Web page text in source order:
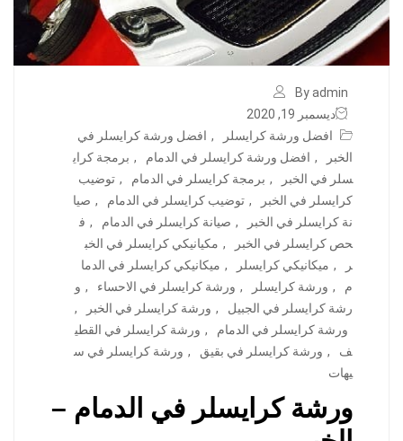
By admin
ديسمبر 19, 2020
افضل ورشة كرايسلر
, افضل ورشة كرايسلر في
الخبر
, افضل ورشة كرايسلر في الدمام , برمجة كراي
سلر في الخبر
, برمجة كرايسلر في الدمام , توضيب
كرايسلر في الخبر
, توضيب كرايسلر في الدمام , صيا
نة كرايسلر في الخبر
, صيانة كرايسلر في الدمام , ف
حص كرايسلر في الخبر
, مكيانيكي كرايسلر في الخب
ر
, ميكانيكي كرايسلر , ميكانيكي كرايسلر في الدما
م
, ورشة كرايسلر , ورشة كرايسلر في الاحساء , و
رشة كرايسلر في الجبيل
, ورشة كرايسلر في الخبر
,
ورشة كرايسلر في الدمام
, ورشة كرايسلر في القطي
ف
, ورشة كرايسلر في بقيق , ورشة كرايسلر في س
يهات
ورشة كرايسلر في الدمام –